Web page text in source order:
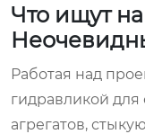
Что ищут
Работая над
гидравликой для
агрегатов,